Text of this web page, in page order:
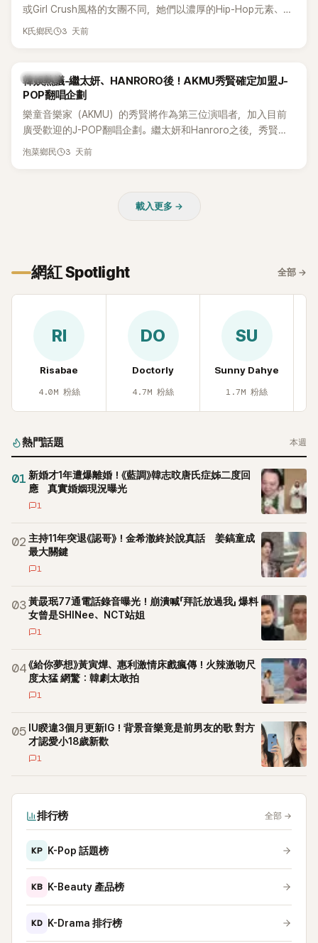
或Girl Crush風格的女團不同，她們以濃厚的Hip-Hop元素、自
創Rap及成員親自參與創作為特色，MV也融入美式街頭、塗
為第五代女團中極具辨識度的新生代代表之一。
K氏鄉民 3 天前
熱議討論
韓娛熱議-繼太妍、HANRORO後！AKMU秀賢確定加盟J-
POP翻唱企劃
樂童音樂家（AKMU）的秀賢將作為第三位演唱者，加入目前
廣受歡迎的J-POP翻唱企劃。繼太妍和Hanroro之後，秀賢已
獲選為第三首翻唱歌曲的主唱，並於近期完成錄音。
泡菜鄉民 3 天前
載入更多 →
網紅 Spotlight 全部 →
RI
Risabae
4.0M 粉絲
DO
Doctorly
4.7M 粉絲
SU
Sunny Dahye
1.7M 粉絲
熱門話題 本週
01 新婚才1年遭爆離婚！《藍調》韓志旼唐氏症姊二度回
應 真實婚姻現況曝光
1
02 主持11年突退《認哥》！金希澈終於說真話 姜鎬童成
最大關鍵
1
03黃晸珉77通電話錄音曝光！崩潰喊「拜託放過我」 爆料
女曾是SHINee、NCT站姐
1
04《給你夢想》黃寅燁、惠利激情床戲瘋傳！火辣激吻尺
度太猛 網驚：韓劇太敢拍
1
05 IU睽違3個月更新IG！背景音樂竟是前男友的歌 對方
才認愛小18歲新歡
1
排行榜 全部 →
KP K-Pop 話題榜
KB K-Beauty 產品榜
KD K-Drama 排行榜